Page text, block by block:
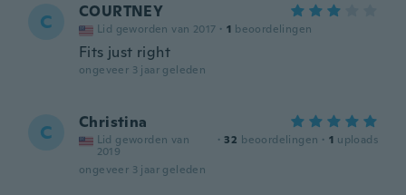
C COURTNEY
Lid geworden van 2017 · 1 beoordelingen
Fits just right
ongeveer 3 jaar geleden
C Christina
Lid geworden van
2019
· 32 beoordelingen · 1 uploads
ongeveer 3 jaar geleden